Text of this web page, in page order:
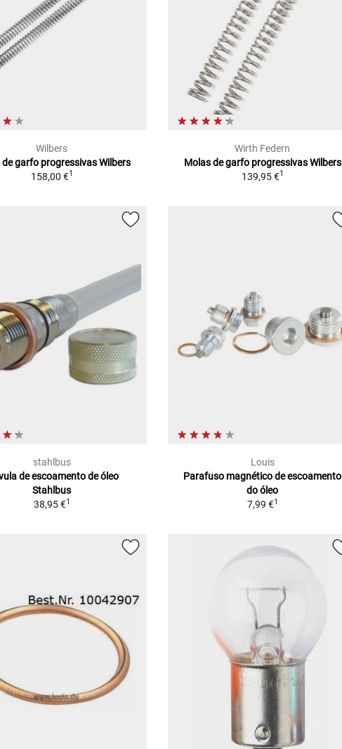
Wilbers
garfo progressivas Wilbers
158,00 €1
Wirth Federn
Molas de garfo progressivas Wilbers
139,95 €1
stahlbus
de escoamento de óleo
Stahlbus
38,95 €1
Louis
Parafuso magnético de escoamento
do óleo
7,99 €1